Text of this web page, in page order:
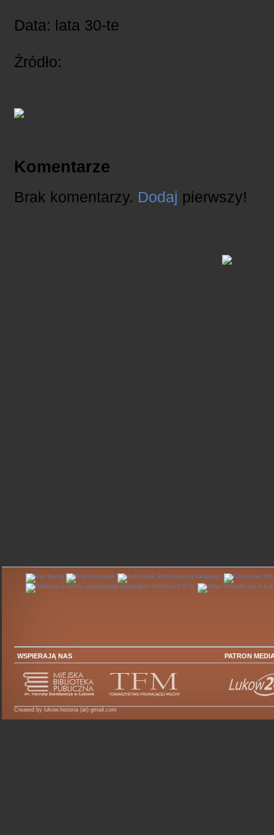
Data: lata 30-te
Źródło:
Komentarze
Brak komentarzy. Dodaj pierwszy!
WSPIERAJĄ NAS PATRON
Created by lukow.historia (at) gmail.com